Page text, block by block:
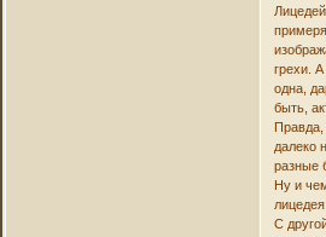
грехи.
одна,
быть,
Правда,
далеко
разные
Ну и
С